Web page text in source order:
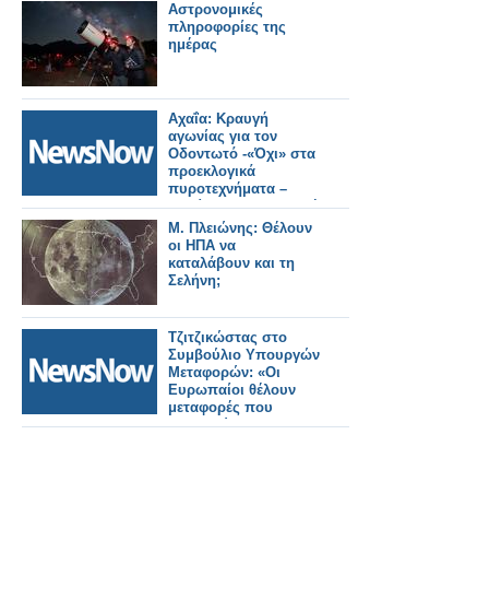
Αστρονομικές
πληροφορίες της
ημέρας
Αχαΐα: Κραυγή
αγωνίας για τον
Οδοντωτό -«Όχι» στα
προεκλογικά
πυροτεχνήματα –
Απαίτηση για ασφαλή
λύση.
Μ. Πλειώνης: Θέλουν
οι ΗΠΑ να
καταλάβουν και τη
Σελήνη;
Τζιτζικώστας στο
Συμβούλιο Υπουργών
Μεταφορών: «Οι
Ευρωπαίοι θέλουν
μεταφορές που
εμπιστεύονται».